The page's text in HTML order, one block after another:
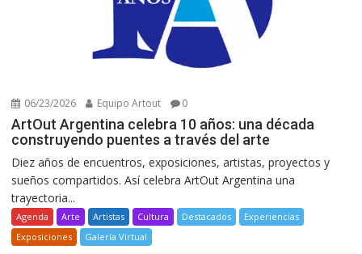
06/23/2026 Equipo Artout 0
ArtOut Argentina celebra 10 años: una década
construyendo puentes a través del arte
Diez años de encuentros, exposiciones, artistas, proyectos y
sueños compartidos. Así celebra ArtOut Argentina una
trayectoria...
Agenda Arte Artistas Cultura Destacados
Experiencias
Exposiciones
Galería Virtual